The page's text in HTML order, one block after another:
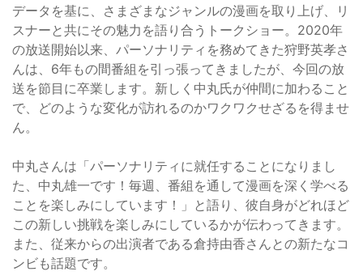
データを基に、さまざまなジャンルの漫画を取り上げ、リ
スナーと共にその魅力を語り合うトークショー。2020年
の放送開始以来、パーソナリティを務めてきた狩野英孝さ
んは、6年もの間番組を引っ張ってきましたが、今回の放
送を節目に卒業します。新しく中丸氏が仲間に加わること
で、どのような変化が訪れるのかワクワクせざるを得ませ
ん。
中丸さんは「パーソナリティに就任することになりまし
た、中丸雄一です！毎週、番組を通して漫画を深く学べる
ことを楽しみにしています！」と語り、彼自身がどれほど
この新しい挑戦を楽しみにしているかが伝わってきます。
また、従来からの出演者である倉持由香さんとの新たなコ
ンビも話題です。